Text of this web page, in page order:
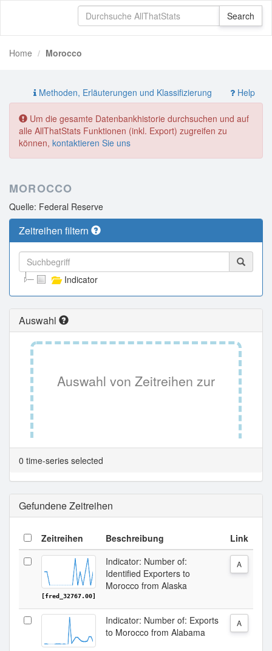
Home Morocco
Methoden, Erläuterungen und Klassifizierung Help
Um die gesamte Datenbankhistorie durchsuchen und auf
alle AllThatStats Funktionen (inkl. Export) zugreifen zu
können, kontaktieren Sie uns
MOROCCO
Quelle: Federal Reserve
Zeitreihen filtern
Indicator
Auswahl
Auswahl von Zeitreihen zur
Tabellenansicht.
0 time-series selected
Gefundene Zeitreihen
Zeitreihen Beschreibung Link
[fred_32767.00]
Indicator: Number of:
Identified Exporters to
Morocco from Alaska
A
Indicator: Number of: Exports
to Morocco from Alabama
A